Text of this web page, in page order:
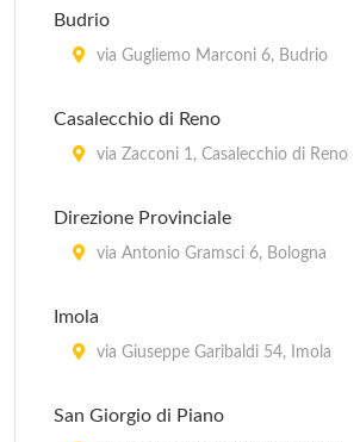
Budrio
via Gugliemo Marconi 6, Budrio
Casalecchio di Reno
via Zacconi 1, Casalecchio di Reno
Direzione Provinciale
via Antonio Gramsci 6, Bologna
Imola
via Giuseppe Garibaldi 54, Imola
San Giorgio di Piano